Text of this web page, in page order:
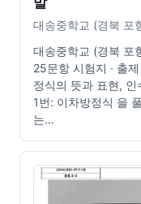
대송중학교 (경북 포
대송중학교 (경북 포
25문항 시험지 · 출
정식의 뜻과 표현, 인
1번: 이차방정식 을
는…